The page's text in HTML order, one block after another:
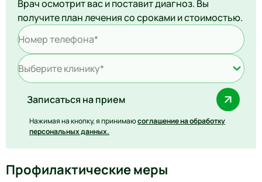
Врач осмотрит вас и поставит диагноз. Вы
получите план лечения со сроками и стоимостью.
Выберите клинику*
Записаться на прием
Нажимая на кнопку, я принимаюсоглашение на обработку
персональных данных.
Профилактические меры